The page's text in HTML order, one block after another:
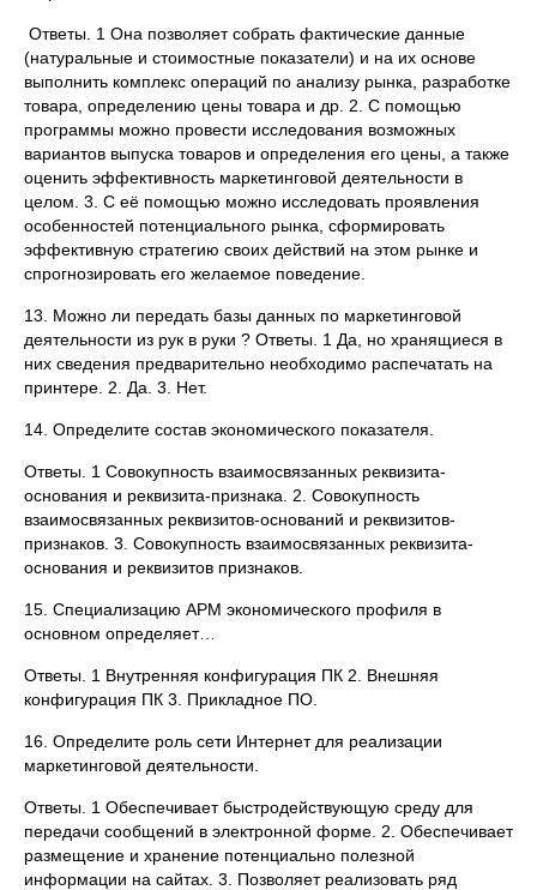
Ответы. 1 Она позволяет собрать фактические данные
(натуральные и стоимостные показатели) и на их основе
выполнить комплекс операций по анализу рынка, разработке
товара, определению цены товара и др. 2. С помощью
программы можно провести исследования возможных
вариантов выпуска товаров и определения его цены, а также
оценить эффективность маркетинговой деятельности в
целом. 3. С её помощью можно исследовать проявления
особенностей потенциального рынка, сформировать
эффективную стратегию своих действий на этом рынке и
спрогнозировать его желаемое поведение.
13. Можно ли передать базы данных по маркетинговой
деятельности из рук в руки ? Ответы. 1 Да, но хранящиеся в
них сведения предварительно необходимо распечатать на
принтере. 2. Да. 3. Нет.
14. Определите состав экономического показателя.
Ответы. 1 Совокупность взаимосвязанных реквизита-
основания и реквизита-признака. 2. Совокупность
взаимосвязанных реквизитов-оснований и реквизитов-
признаков. 3. Совокупность взаимосвязанных реквизита-
основания и реквизитов признаков.
15. Специализацию АРМ экономического профиля в
основном определяет…
Ответы. 1 Внутренняя конфигурация ПК 2. Внешняя
конфигурация ПК 3. Прикладное ПО.
16. Определите роль сети Интернет для реализации
маркетинговой деятельности.
Ответы. 1 Обеспечивает быстродействующую среду для
передачи сообщений в электронной форме. 2. Обеспечивает
размещение и хранение потенциально полезной
информации на сайтах. 3. Позволяет реализовать ряд